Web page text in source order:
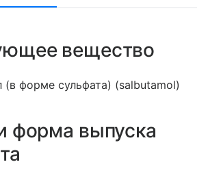
вещество
(в форме сульфата) (salbutamol)
форма выпуска